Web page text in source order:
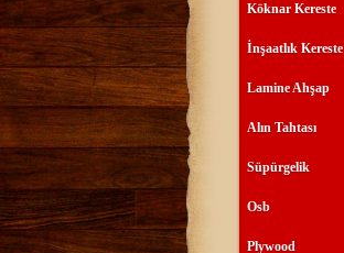
Köknar Kereste
İnşaatlık Kereste
Lamine Ahşap
Alın Tahtası
Süpürgelik
Osb
Plywood